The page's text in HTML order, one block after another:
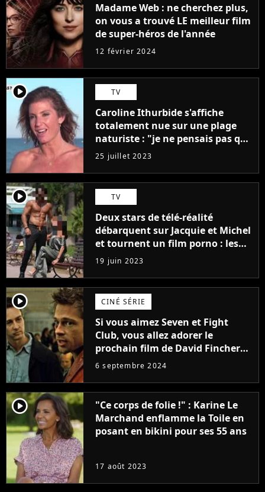
Madame Web : ne cherchez plus,
on vous a trouvé LE meilleur film
de super-héros de l'année
12 février 2024
player2 TV
Caroline Ithurbide s'affiche
totalement nue sur une plage
naturiste : "je ne pensais pas que
j'arriverais à le faire..."
25 juillet 2023
player2 TV
Deux stars de télé-réalité
débarquent sur Jacquie et Michel
et tournent un film porno : les
premières images du tournage
(exclu)
19 juin 2023
player2 CINÉ SÉRIE
Si vous aimez Seven et Fight
Club, vous allez adorer le
prochain film de David Fincher
avec lequel il se réinvente
complètement
6 septembre 2024
player2
"Ce corps de folie !" : Karine Le
Marchand enflamme la Toile en
posant en bikini pour ses 55 ans
17 août 2023